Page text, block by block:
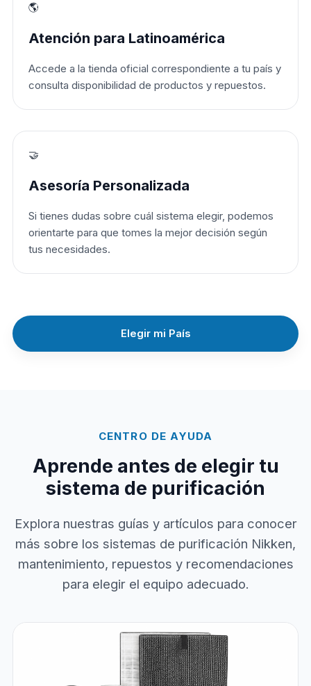
🌎
Atención para Latinoamérica
Accede a la tienda oficial correspondiente a tu país y
consulta disponibilidad de productos y repuestos.
🤝
Asesoría Personalizada
Si tienes dudas sobre cuál sistema elegir, podemos
orientarte para que tomes la mejor decisión según
tus necesidades.
Elegir mi País
CENTRO DE AYUDA
Aprende antes de elegir tu
sistema de purificación
Explora nuestras guías y artículos para conocer
más sobre los sistemas de purificación Nikken,
mantenimiento, repuestos y recomendaciones
para elegir el equipo adecuado.